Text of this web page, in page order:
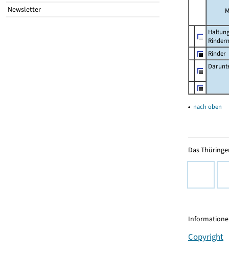
Newsletter
Rindern
Rinder
▴ nach oben
Das
Copyright